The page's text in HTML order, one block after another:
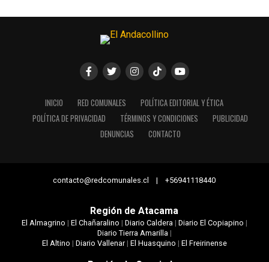
INICIO RED COMUNALES
POLÍTICA EDITORIAL Y ÉTICA
POLÍTICA DE PRIVACIDAD
TÉRMINOS Y CONDICIONES
PUBLICIDAD
DENUNCIAS
CONTACTO
contacto@redcomunales.cl | +56941118440
Región de Atacama
El Almagrino | El Chañaralino | Diario Caldera| Diario El Copiapino |
Diario Tierra Amarilla|
El Altino | Diario Vallenar| El Huasquino | El Freirinense